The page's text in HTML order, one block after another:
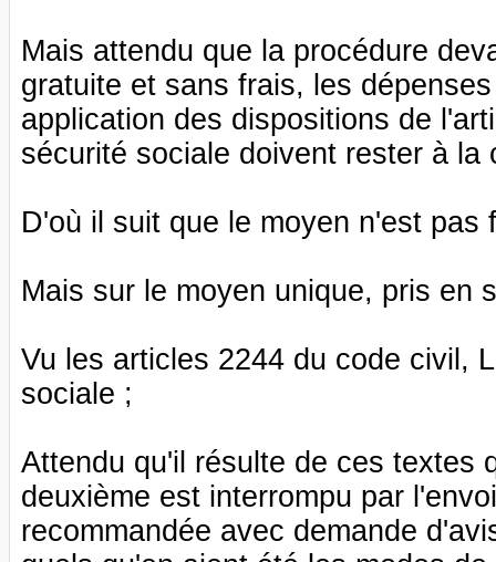
Mais attendu que la procédure
gratuite et sans frais, les
application des dispositions de
sécurité sociale doivent rester à
D'où il suit que le moyen n'est pas
Mais sur le moyen unique, pris en
Vu les articles 2244 du code civil,
sociale ;
Attendu qu'il résulte de ces textes
deuxième est interrompu par
recommandée avec demande